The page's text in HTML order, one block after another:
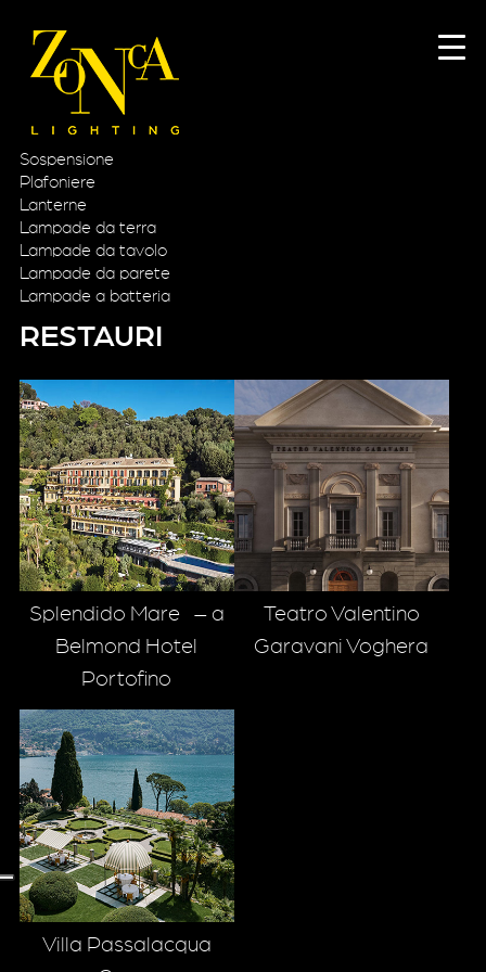
Lampade a batteria
Lampade da parete
Lampade da tavolo
Lampade da terra
Lanterne
Plafoniere
Sospensione
RESTAURI
Splendido Mare – a
Belmond Hotel
Portofino
Teatro Valentino
Garavani Voghera
Villa Passalacqua